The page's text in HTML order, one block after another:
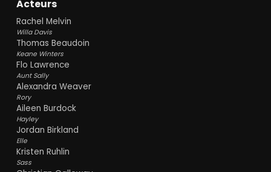
Acteurs
Rachel Melvin
Willa Davis
Thomas Beaudoin
Keane Winters
Flo Lawrence
Aunt Sally
Alexandra Weaver
Rory
Aileen Burdock
Hayley
Jordan Birkland
Elle
Kristen Ruhlin
Sass